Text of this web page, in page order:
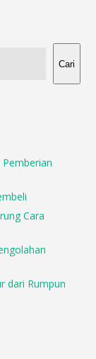
Cari
Cara
dari Rumpun